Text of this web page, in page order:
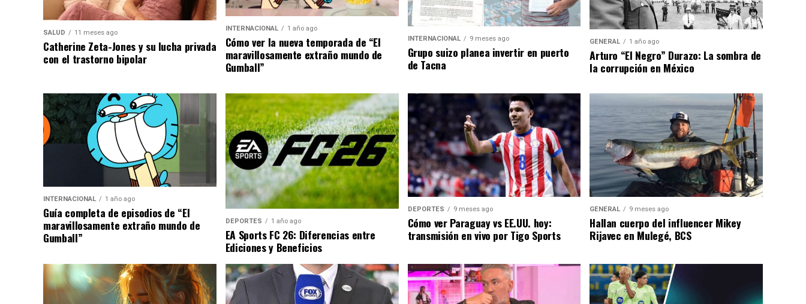
SALUD 11 meses ago
Catherine Zeta-Jones y su lucha privada
con el trastorno bipolar
INTERNACIONAL 1 año ago
Cómo ver la nueva temporada de “El
maravillosamente extraño mundo de
Gumball”
INTERNACIONAL 9 meses ago
Grupo suizo planea invertir en puerto
de Tacna
GENERAL 1 año ago
Arturo “El Negro” Durazo: La sombra de
la corrupción en México
INTERNACIONAL 1 año ago
Guía completa de episodios de “El
maravillosamente extraño mundo de
Gumball”
DEPORTES 1 año ago
EA Sports FC 26: Diferencias entre
Ediciones y Beneficios
DEPORTES 9 meses ago
Cómo ver Paraguay vs EE.UU. hoy:
transmisión en vivo por Tigo Sports
GENERAL 9 meses ago
Hallan cuerpo del influencer Mikey
Rijavec en Mulegé, BCS